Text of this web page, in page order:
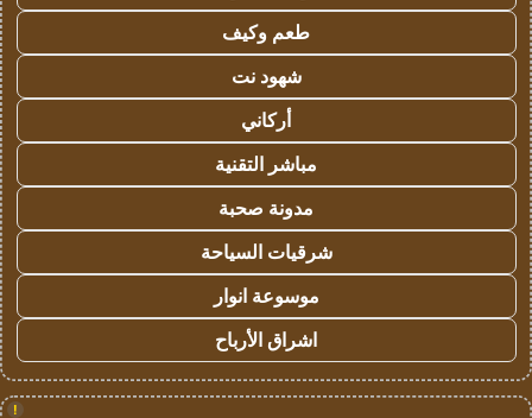
طعم وكيف
شهود نت
أركاني
مباشر التقنية
مدونة صحبة
شرقيات السياحة
موسوعة انوار
اشراق الأرباح
!